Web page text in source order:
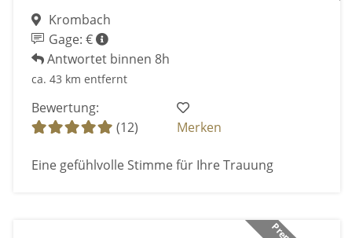
Krombach
Gage: €
Antwortet binnen 8h
ca. 43 km entfernt
Bewertung:
(12)
Merken
Eine gefühlvolle Stimme für Ihre Trauung